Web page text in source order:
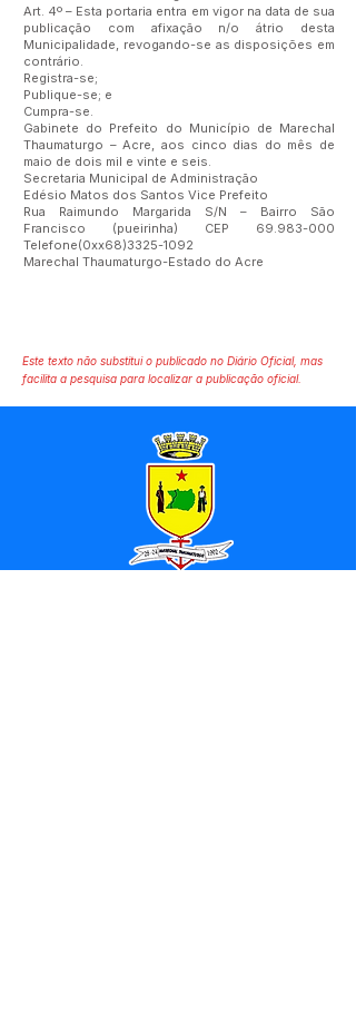
Art. 4º – Esta portaria entra em vigor na data de sua
publicação com afixação n/o átrio desta
Municipalidade, revogando-se as disposições em
contrário.
Registra-se;
Publique-se; e
Cumpra-se.
Gabinete do Prefeito do Município de Marechal
Thaumaturgo – Acre, aos cinco dias do mês de
maio de dois mil e vinte e seis.
Secretaria Municipal de Administração
Edésio Matos dos Santos Vice Prefeito
Rua Raimundo Margarida S/N – Bairro São
Francisco (pueirinha) CEP 69.983-000
Telefone(0xx68)3325-1092
Marechal Thaumaturgo-Estado do Acre
Este texto não substitui o publicado no Diário Oficial, mas
facilita a pesquisa para localizar a publicação oficial.